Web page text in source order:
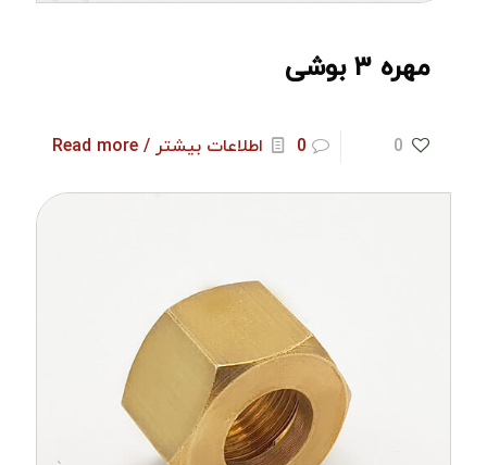
مهره ۳ بوشی
0
0 اطلاعات بیشتر / Read more